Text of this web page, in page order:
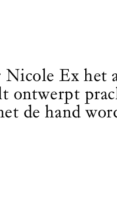
Ex het
ontwerpt
de hand